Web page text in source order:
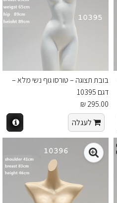
בובת תצוגה – טורסו גוף נשי מלא –
דגם 10395
295.00 ₪
לעגלה